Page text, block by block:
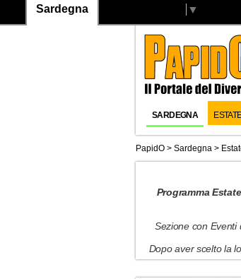
Sardegna ▼
SARDEGNA
PapidO > Sardegna >
Programma
Sezione con Eventi
Dopo aver scelto la